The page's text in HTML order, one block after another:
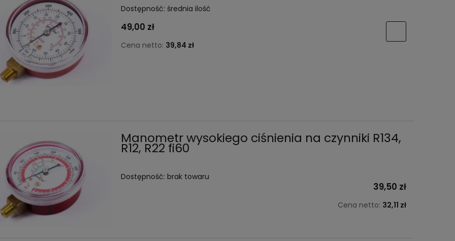
Dostępność: średnia ilość
49,00 zł
Cena netto: 39,84 zł
Manometr wysokiego ciśnienia na czynniki R134,
R12, R22 fi60
Dostępność: brak towaru
39,50 zł
Cena netto: 32,11 zł